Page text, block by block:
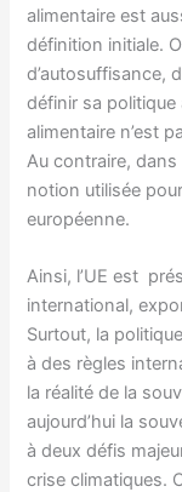
alimentaire est
définition initiale.
d’autosuffisance,
définir sa
alimentaire n’est
Au contraire, dans
notion utilisée
européenne.
Ainsi, l’UE est
international,
Surtout, la
à des règles
la réalité de la
aujourd’hui la
à deux défis
crise climatiques.